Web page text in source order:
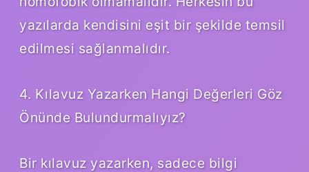
yazılarda kendisini eşit bir şekilde temsil
edilmesi sağlanmalıdır.
4. Kılavuz Yazarken Hangi Değerleri Göz
Önünde Bulundurmalıyız?
Bir kılavuz yazarken, sadece bilgi